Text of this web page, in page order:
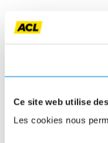
Ce site web utilise
Les cookies nous